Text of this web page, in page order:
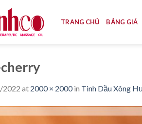
TRANG CHỦ BẢNG GIÁ
2022 at 2000 × 2000in Tinh Dầu Xông